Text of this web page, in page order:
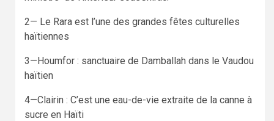
2— Le Rara est l’une des grandes fêtes culturelles
haïtiennes
3—Houmfor : sanctuaire de Damballah dans le Vaudou
haïtien
4—Clairin : C’est une eau-de-vie extraite de la canne à
sucre en Haïti